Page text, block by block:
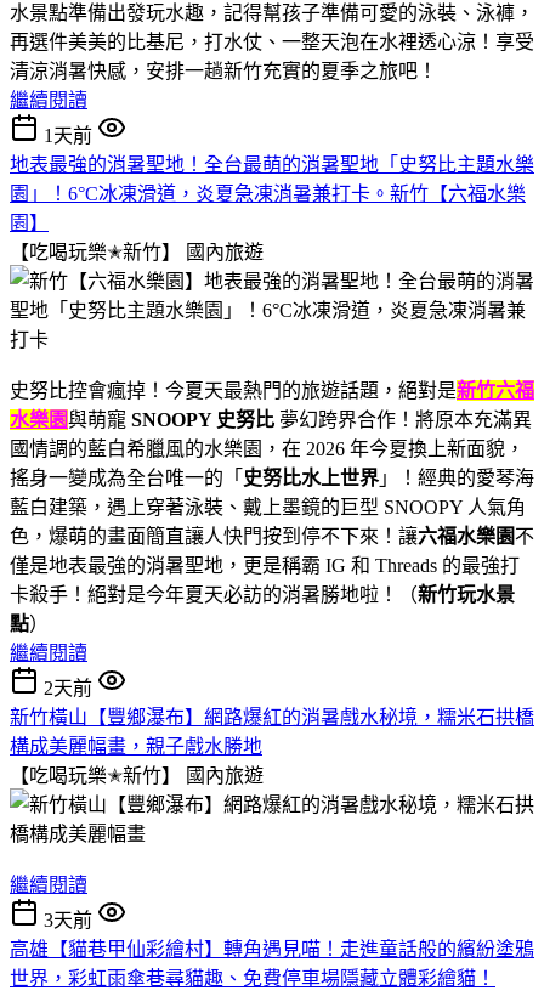
水景點準備出發玩水趣，記得幫孩子準備可愛的泳裝、泳褲，
再選件美美的比基尼，打水仗、一整天泡在水裡透心涼！享受
清涼消暑快感，安排一趟新竹充實的夏季之旅吧！
繼續閱讀
1天前
地表最強的消暑聖地！全台最萌的消暑聖地「史努比主題水樂
園」！6°C冰凍滑道，炎夏急凍消暑兼打卡。新竹【六福水樂
園】
【吃喝玩樂✭新竹】
國內旅遊
史努比控會瘋掉！今夏天最熱門的旅遊話題，絕對是新竹六福
水樂園與萌寵 SNOOPY 史努比 夢幻跨界合作！將原本充滿異
國情調的藍白希臘風的水樂園，在 2026 年今夏換上新面貌，
搖身一變成為全台唯一的「 史努比水上世界 」！經典的愛琴海
藍白建築，遇上穿著泳裝、戴上墨鏡的巨型 SNOOPY 人氣角
色，爆萌的畫面簡直讓人快門按到停不下來！讓六福水樂園不
僅是地表最強的消暑聖地，更是稱霸 IG 和 Threads 的最強打
卡殺手！絕對是今年夏天必訪的消暑勝地啦！（新竹玩水景
點）
繼續閱讀
2天前
新竹橫山【豐鄉瀑布】網路爆紅的消暑戲水秘境，糯米石拱橋
構成美麗幅畫，親子戲水勝地
【吃喝玩樂✭新竹】
國內旅遊
繼續閱讀
3天前
高雄【貓巷甲仙彩繪村】轉角遇見喵！走進童話般的繽紛塗鴉
世界，彩虹雨傘巷尋貓趣、免費停車場隱藏立體彩繪貓！